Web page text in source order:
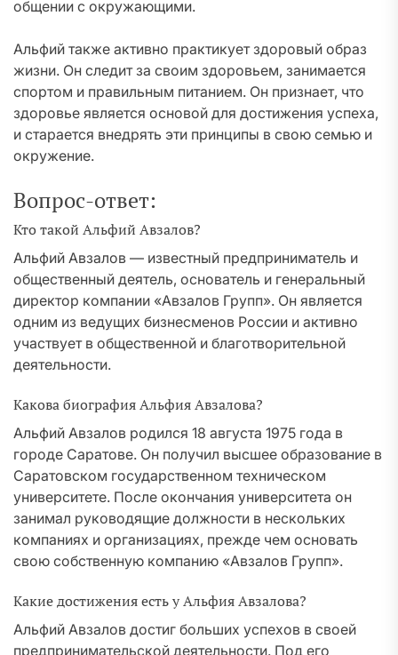
общении с окружающими.
Альфий также активно практикует здоровый образ
жизни. Он следит за своим здоровьем, занимается
спортом и правильным питанием. Он признает, что
здоровье является основой для достижения успеха,
и старается внедрять эти принципы в свою семью и
окружение.
Вопрос-ответ:
Кто такой Альфий Авзалов?
Альфий Авзалов — известный предприниматель и
общественный деятель, основатель и генеральный
директор компании «Авзалов Групп». Он является
одним из ведущих бизнесменов России и активно
участвует в общественной и благотворительной
деятельности.
Какова биография Альфия Авзалова?
Альфий Авзалов родился 18 августа 1975 года в
городе Саратове. Он получил высшее образование в
Саратовском государственном техническом
университете. После окончания университета он
занимал руководящие должности в нескольких
компаниях и организациях, прежде чем основать
свою собственную компанию «Авзалов Групп».
Какие достижения есть у Альфия Авзалова?
Альфий Авзалов достиг больших успехов в своей
предпринимательской деятельности. Под его